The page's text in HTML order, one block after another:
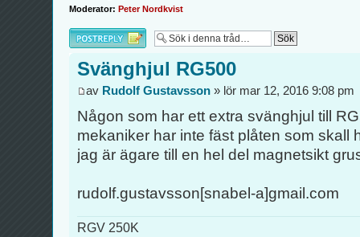
Moderator: Peter Nordkvist
Besvara
Svänghjul RG500
av Rudolf Gustavsson » lör mar 12, 2016 9:08 pm
Någon som har ett extra svänghjul till
mekaniker har inte fäst plåten som skall
jag är ägare till en hel del magnetsikt
rudolf.gustavsson[snabel-a]gmail.com
RGV 250K